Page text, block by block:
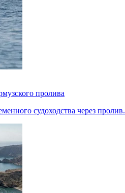
пролива
судоходства через пролив.